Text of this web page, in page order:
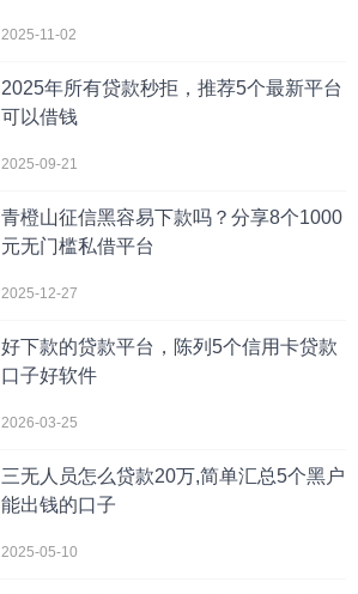
2025-11-02
2025年所有贷款秒拒，推荐5个最新平台
可以借钱
2025-09-21
青橙山征信黑容易下款吗？分享8个1000
元无门槛私借平台
2025-12-27
好下款的贷款平台，陈列5个信用卡贷款
口子好软件
2026-03-25
三无人员怎么贷款20万,简单汇总5个黑户
能出钱的口子
2025-05-10